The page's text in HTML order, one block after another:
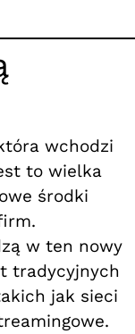
wchodzi
to wielka
środki
w ten nowy
tradycyjnych
jak sieci